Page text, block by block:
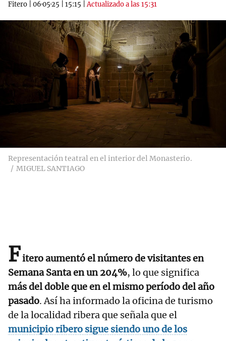
Fitero
06·05·25 15:15 |Actualizado a las 15:31
Representación teatral en el interior del Monasterio.
MIGUEL SANTIAGO
Fitero aumentó el número de visitantes en
Semana Santa en un 204%, lo que significa
más del doble que en el mismo período del año
pasado. Así ha informado la oficina de turismo
de la localidad ribera que señala que el
municipio ribero sigue siendo uno de los